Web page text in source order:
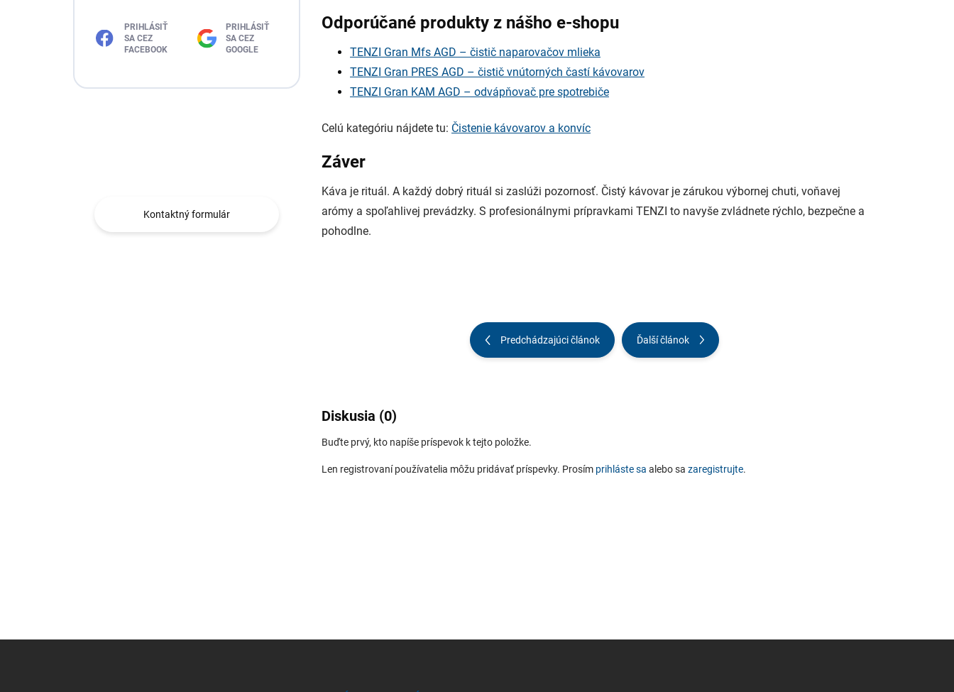
PRIHLÁSIŤ
SA CEZ
FACEBOOK
PRIHLÁSIŤ
SA CEZ
GOOGLE
Kontaktný formulár
Odporúčané produkty z nášho e-shopu
TENZI Gran Mfs AGD – čistič naparovačov mlieka
TENZI Gran PRES AGD – čistič vnútorných častí kávovarov
TENZI Gran KAM AGD – odvápňovač pre spotrebiče
Celú kategóriu nájdete tu: Čistenie kávovarov a konvíc
Záver
Káva je rituál. A každý dobrý rituál si zaslúži pozornosť. Čistý kávovar je zárukou výbornej chuti, voňavej
arómy a spoľahlivej prevádzky. S profesionálnymi prípravkami TENZI to navyše zvládnete rýchlo, bezpečne a
pohodlne.
Predchádzajúci článok Ďalší článok
Diskusia (0)
Buďte prvý, kto napíše príspevok k tejto položke.
Len registrovaní používatelia môžu pridávať príspevky. Prosím prihláste sa alebo sa zaregistrujte.